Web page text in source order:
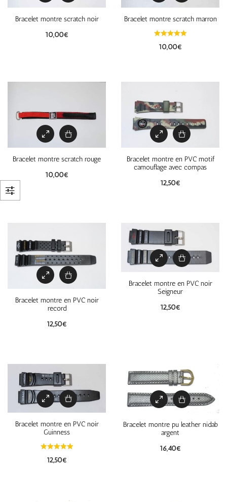
Bracelet montre scratch noir
10,00€
Bracelet montre scratch marron
10,00€
Bracelet montre scratch rouge
10,00€
Bracelet montre en PVC motif
camouflage avec compas
12,50€
Bracelet montre en PVC noir
record
12,50€
Bracelet montre en PVC noir
Seigneur
12,50€
Bracelet montre en PVC noir
Guinness
12,50€
Bracelet montre pu leather nidab
argent
16,40€